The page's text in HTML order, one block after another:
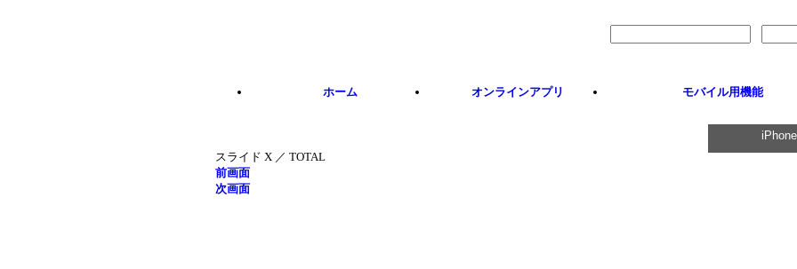
ホーム オンラインアプリ モバイル用機能
iPhone
スライド X ／ TOTAL
前画面
次画面